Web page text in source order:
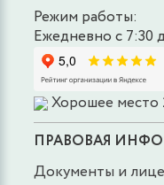
Режим работы:
Ежедневно с 7:30
Хорошее место
ПРАВОВАЯ
Документы и